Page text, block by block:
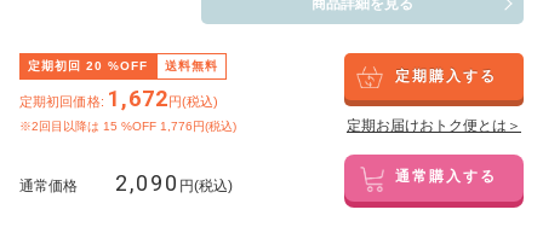
商品詳細を見る
定期初回 20 %OFF 送料無料
定期初回価格: 1,672円(税込)
※2回目以降は 15 %OFF 1,776円(税込)
定期購入する
定期お届けおトク便とは＞
通常価格 2,090 円(税込) 通常購入する